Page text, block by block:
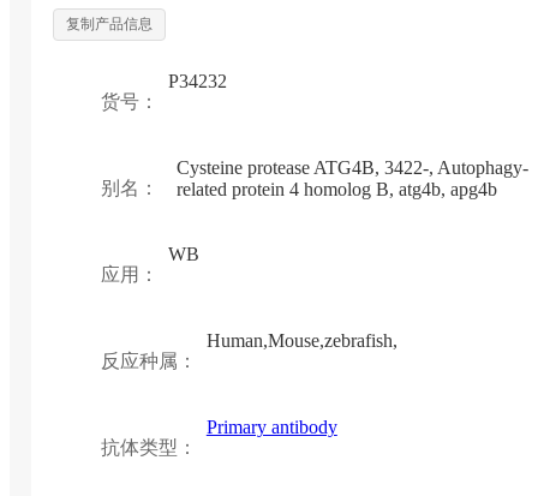
复制产品信息
货号：
P34232
别名：
Cysteine protease ATG4B, 3422-, Autophagy-
related protein 4 homolog B, atg4b, apg4b
应用：
WB
反应种属：
Human,Mouse,zebrafish,
抗体类型：
Primary antibody